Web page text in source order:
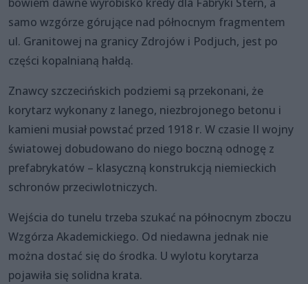
samo wzgórze górujące nad północnym fragmentem
ul. Granitowej na granicy Zdrojów i Podjuch, jest po
części kopalnianą hałdą.
Znawcy szczecińskich podziemi są przekonani, że
korytarz wykonany z lanego, niezbrojonego betonu i
kamieni musiał powstać przed 1918 r. W czasie II wojny
światowej dobudowano do niego boczną odnogę z
prefabrykatów – klasyczną konstrukcją niemieckich
schronów przeciwlotniczych.
Wejścia do tunelu trzeba szukać na północnym zboczu
Wzgórza Akademickiego. Od niedawna jednak nie
można dostać się do środka. U wylotu korytarza
pojawiła się solidna krata.